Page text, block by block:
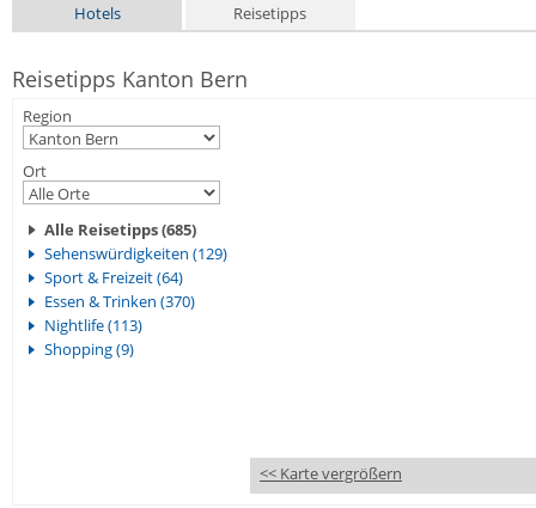
Hotels Reisetipps
Reisetipps Kanton Bern
Region
Ort
Alle Reisetipps (685)
Sehenswürdigkeiten (129)
Sport & Freizeit (64)
Essen & Trinken (370)
Nightlife (113)
Shopping (9)
<< Karte vergrößern